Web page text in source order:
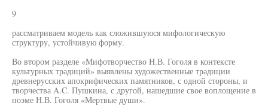
9
рассматриваем модель как сложившуюся мифологическую
структуру, устойчивую форму.
Во втором разделе «Мифотворчество Н.В. Гоголя в контексте
культурных традиций» выявлены художественные традиции
древнерусских апокрифических памятников, с одной стороны, и
творчества A.C. Пушкина, с другой, нашедшие свое воплощение в
поэме Н.В. Гоголя «Мертвые души».